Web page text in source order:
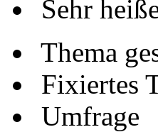
Sehr
Thema
Fixiertes
Umfrage